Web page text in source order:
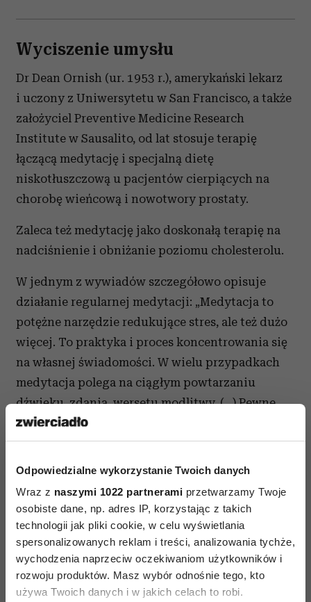
Odpowiedzialne wykorzystanie Twoich danych
Wraz z naszymi 1022 partnerami przetwarzamy Twoje
osobiste dane, np. adres IP, korzystając z takich
technologii jak pliki cookie, w celu wyświetlania
spersonalizowanych reklam i treści, analizowania tychże,
wychodzenia naprzeciw oczekiwaniom użytkowników i
rozwoju produktów. Masz wybór odnośnie tego, kto
używa Twoich danych i w jakich celach to robi.
Wyciszenie umysłu
Dr Dean Ornish (ur. 1953 r.), amerykański lekarz
i uczony z Uniwersytetu w San Francisco, a także
założyciel Preventive Medicine Research
Institute w Sausalito, od lat stosuje terapię
łączącą medytację i specjalną dietę
niskotłuszczową u pacjentów cierpiących na
chorobę wieńcową i nowotwory prostaty.
Zaleca też medytację jako doskonałą terapię na
nadciśnienie i obniżanie poziomu cholesterolu.
W jednym z wywiadów szczegółowo opisuje
działanie regularnej medytacji: „Medytacja to
potężne narzędzie redukujące stres, ale też dużo
więcej. To praktyka i proces koncentrowania się
na własnej świadomości. W wielu przypadkach
medytacja polega na ciągłym powtarzaniu
dźwięku, zdania, wersetu modlitwy. (…) Pewne
dźwięki działają wyjątkowo kojąco i brzmią
podobnie w wielu kulturach. Są to szalom, om,
amen, salaam. Jeśli czujesz się lepiej ze świecką
jeden]. Rodzice, usypiając czy uspokajając
dziecko, często intuicyjnie nucą mruczanki typu
aaaa, yhmmmm. Zazwyczaj dźwięki zaczynają się
od o lub a, a kończą na m lub n. Na przykład
»ommmmmmmmmmmmm«,